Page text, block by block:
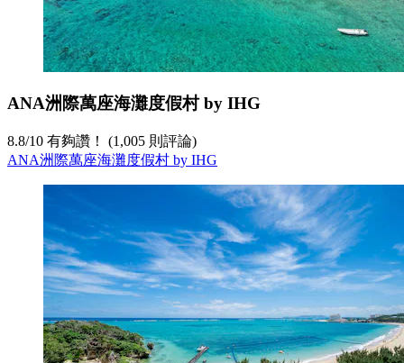
ANA洲際萬座海灘度假村 by IHG
8.8/10 有夠讚！ (1,005 則評論)
ANA洲際萬座海灘度假村 by IHG